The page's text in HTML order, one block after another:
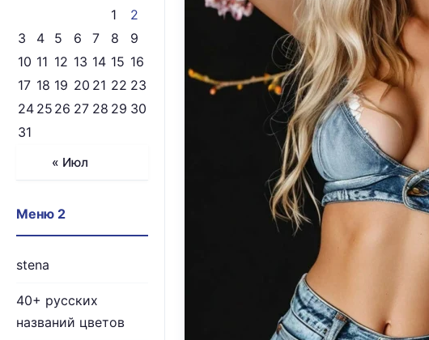
1
2
3
4 5 6 7 8
9
10 11 12 13 14 15 16
17 18 19 20 21 22 23
24 25 26 27 28 29 30
31
« Июл
Меню 2
stena
40+ русских
названий цветов